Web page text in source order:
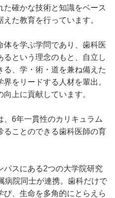
確かな技術と知識をベース
た教育を行っています。
を学ぶ学問であり、歯科医
という理念のもと、自立し
、学・術・道を兼ね備えた
をリードする人材を輩出。
上に貢献しています。
、6年一貫性のカリキュラム
ることのできる歯科医師の育
パスにある2つの大学院研究
病院同士が連携。歯科だけで
、生命を多角的にとらえら